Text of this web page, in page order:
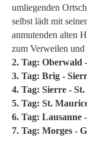
umliegenden
selbst lädt mit
anmutenden alten
zum Verweilen und
2. Tag: Oberwald
3. Tag: Brig -
4. Tag: Sierre -
5. Tag: St.
6. Tag: Lausanne
7. Tag: Morges -